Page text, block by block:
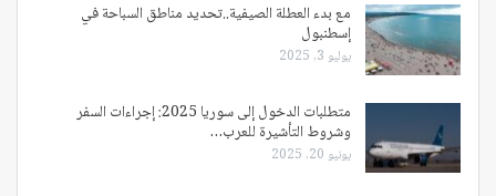
مع بدء العطلة الصيفية..تحديد مناطق السباحة في
إسطنبول
يوليو 3, 2025
متطلبات الدخول إلى سوريا 2025: إجراءات السفر
وشروط التأشيرة للعرب…
يونيو 20, 2025